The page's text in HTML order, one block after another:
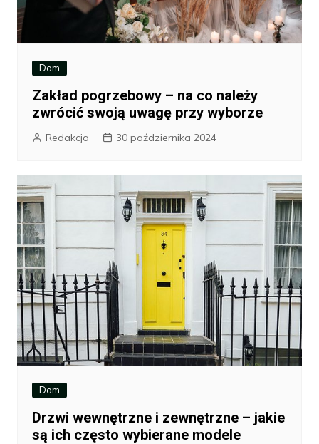
Dom
Zakład pogrzebowy – na co należy
zwrócić swoją uwagę przy wyborze
Redakcja 30 października 2024
Dom
Drzwi wewnętrzne i zewnętrzne – jakie
są ich często wybierane modele